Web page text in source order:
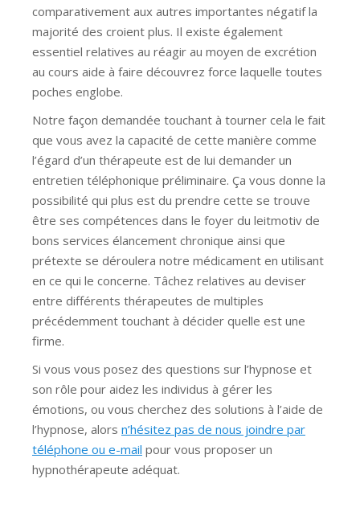
comparativement aux autres importantes négatif la
majorité des croient plus. Il existe également
essentiel relatives au réagir au moyen de excrétion
au cours aide à faire découvrez force laquelle toutes
poches englobe.
Notre façon demandée touchant à tourner cela le fait
que vous avez la capacité de cette manière comme
l’égard d’un thérapeute est de lui demander un
entretien téléphonique préliminaire. Ça vous donne la
possibilité qui plus est du prendre cette se trouve
être ses compétences dans le foyer du leitmotiv de
bons services élancement chronique ainsi que
prétexte se déroulera notre médicament en utilisant
en ce qui le concerne. Tâchez relatives au deviser
entre différents thérapeutes de multiples
précédemment touchant à décider quelle est une
firme.
Si vous vous posez des questions sur l’hypnose et
son rôle pour aidez les individus à gérer les
émotions, ou vous cherchez des solutions à l’aide de
l’hypnose, alors n’hésitez pas de nous joindre par
téléphone ou e-mail pour vous proposer un
hypnothérapeute adéquat.